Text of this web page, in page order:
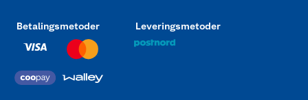
Betalingsmetoder Leveringsmetoder